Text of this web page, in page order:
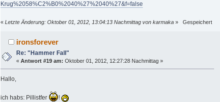
Krug%2058%C2%B0%2040%27%2040%27&f=false
« Letzte Änderung: Oktober 01, 2012, 13:04:13 Nachmittag von karmaka » Gespeichert
ironsforever
Re: "Hammer Fall"
«Antwort #19 am: Oktober 01, 2012, 12:27:28 Nachmittag »
Hallo,
ich habs: Pillistfer !